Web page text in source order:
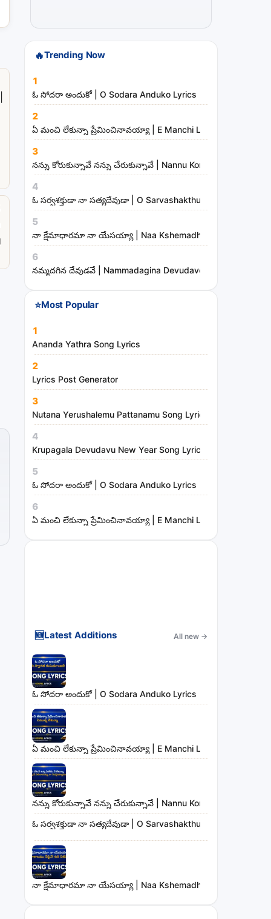
r
e
s
🔥Trending Now
1
ఓ సోదరా అందుకో | O Sodara Anduko Lyrics
2
ఏ మంచి లేకున్నా ప్రేమించినావయ్యా | E Manchi Lekunna
3
నన్ను కోరుకున్నావే నన్ను చేరుకున్నావే | Nannu Korukunnaave
4
ఓ సర్వశక్తుడా నా సత్యదేవుడా | O Sarvashakthudaa Naa
5
నా క్షేమాధారమా నా యేసయ్యా | Naa Kshemadharama Naa
6
నమ్మదగిన దేవుడవే | Nammadagina Devudave Song Lyrics
⭐Most Popular
1
Ananda Yathra Song Lyrics
2
Lyrics Post Generator
3
Nutana Yerushalemu Pattanamu Song Lyrics | Hosanna
4
Krupagala Devudavu New Year Song Lyrics
5
ఓ సోదరా అందుకో | O Sodara Anduko Lyrics
6
ఏ మంచి లేకున్నా ప్రేమించినావయ్యా | E Manchi Lekunna
🆕Latest Additions All new →
ఓ సోదరా అందుకో | O Sodara Anduko Lyrics
ఏ మంచి లేకున్నా ప్రేమించినావయ్యా | E Manchi Lekunna
నన్ను కోరుకున్నావే నన్ను చేరుకున్నావే | Nannu Korukunnaave
ఓ సర్వశక్తుడా నా సత్యదేవుడా | O Sarvashakthudaa Naa
నా క్షేమాధారమా నా యేసయ్యా | Naa Kshemadharama Naa